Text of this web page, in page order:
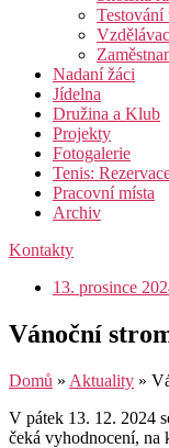
Testování
Nadaní žáci
Jídelna
Družina a Klub
Projekty
Fotogalerie
Tenis:
Pracovní místa
Archiv
Kontakty
13. prosince
Vánoční
Domů » Aktuality »
V pátek 13. 12. 2024
čeká vyhodnocení, na